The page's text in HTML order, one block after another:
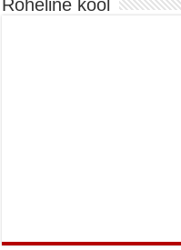
Roheline kool